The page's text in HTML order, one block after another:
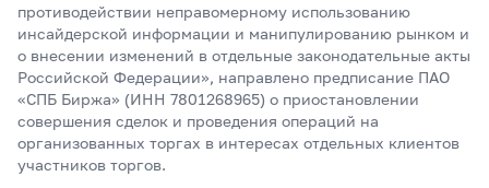
противодействии неправомерному использованию
инсайдерской информации и манипулированию рынком и
о внесении изменений в отдельные законодательные акты
Российской Федерации», направлено предписание ПАО
«СПБ Биржа» (ИНН 7801268965) о приостановлении
совершения сделок и проведения операций на
организованных торгах в интересах отдельных клиентов
участников торгов.